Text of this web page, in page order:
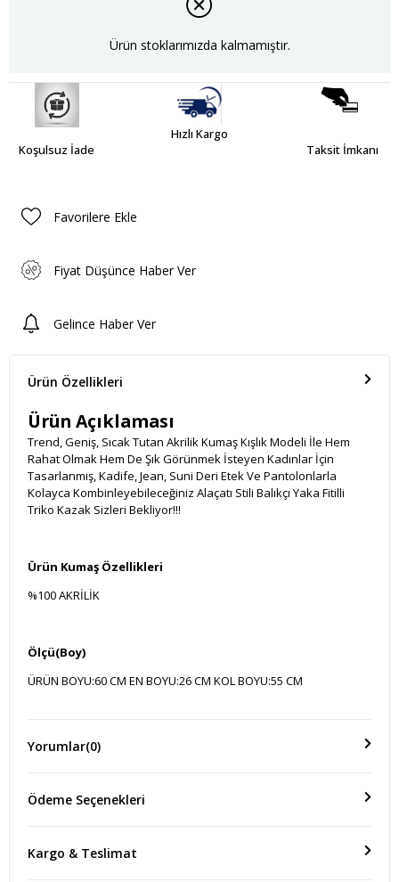
Ürün stoklarımızda kalmamıştır.
Koşulsuz İade
Hızlı Kargo
Taksit İmkanı
Favorilere Ekle
Fiyat Düşünce Haber Ver
Gelince Haber Ver
Ürün Özellikleri
Ürün Açıklaması
Trend, Geniş, Sıcak Tutan Akrilik Kumaş Kışlık Modeli İle Hem
Rahat Olmak Hem De Şık Görünmek İsteyen Kadınlar İçin
Tasarlanmış, Kadife, Jean, Suni Deri Etek Ve Pantolonlarla
Kolayca Kombinleyebileceğiniz Alaçatı Stili Balıkçı Yaka Fitilli
Triko Kazak Sizleri Bekliyor!!!
Ürün Kumaş Özellikleri
%100 AKRİLİK
Ölçü(Boy)
ÜRÜN BOYU:60 CM EN BOYU:26 CM KOL BOYU:55 CM
Yorumlar(0)
Ödeme Seçenekleri
Kargo & Teslimat